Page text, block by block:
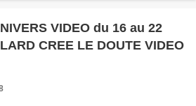
VIDEO du 16 au 22